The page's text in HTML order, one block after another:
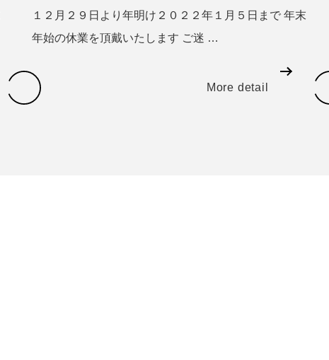
１２月２９日より年明け２０２２年１月５日まで 年末
年始の休業を頂戴いたします ご迷 …
More detail